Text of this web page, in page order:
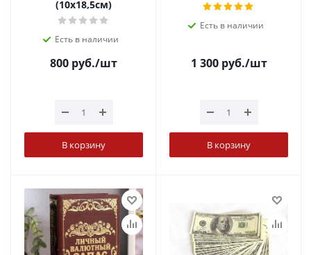
(10х18,5см)
Есть в наличии
800 руб./шт
В корзину
Есть в наличии
1 300руб./шт
В корзину